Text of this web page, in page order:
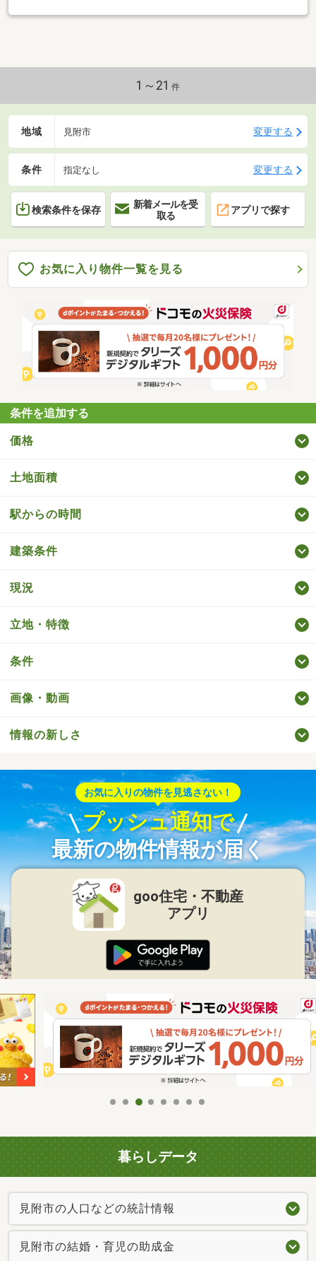
し・確定測量、分筆後引渡し・水道管越境あり（上水図面参
1～21 件
地域 見附市 変更する
条件 指定なし 変更する
検索条件を保存
新着メールを受
取る
アプリで探す
お気に入り物件一覧を見る
条件を追加する
価格
土地面積
駅からの時間
建築条件
現況
立地・特徴
条件
画像・動画
情報の新しさ
お気に入りの物件を見逃さない！
プッシュ通知で
最新の物件情報が届く
goo住宅・不動産
アプリ
暮らしデータ
見附市の人口などの統計情報
見附市の結婚・育児の助成金